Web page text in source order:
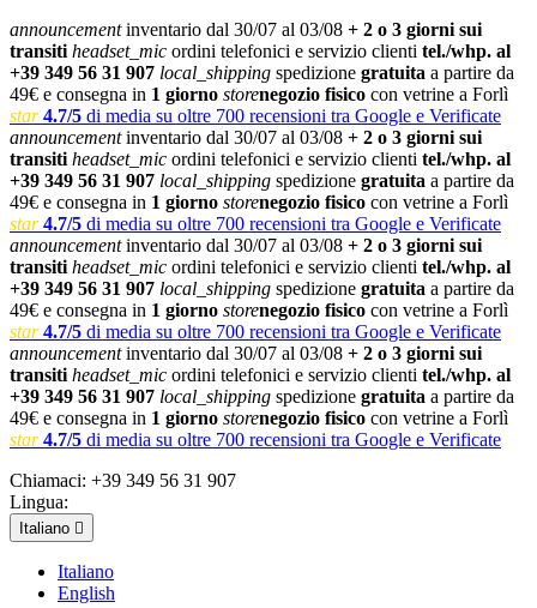
announcementinventario dal 30/07 al 03/08 + 2 o 3 giorni sui
transiti headset_mic ordini telefonici e servizio clienti tel./whp. al
+39 349 56 31 907 local_shipping spedizione gratuita a partire da
49€ e consegna in 1 giorno storenegozio fisico con vetrine a Forlì
star 4.7/5 di media su oltre 700 recensioni tra Google e Verificate
announcementinventario dal 30/07 al 03/08 + 2 o 3 giorni sui
transiti headset_mic ordini telefonici e servizio clienti tel./whp. al
+39 349 56 31 907 local_shipping spedizione gratuita a partire da
49€ e consegna in 1 giorno storenegozio fisico con vetrine a Forlì
star 4.7/5 di media su oltre 700 recensioni tra Google e Verificate
announcementinventario dal 30/07 al 03/08 + 2 o 3 giorni sui
transiti headset_mic ordini telefonici e servizio clienti tel./whp. al
+39 349 56 31 907 local_shipping spedizione gratuita a partire da
49€ e consegna in 1 giorno storenegozio fisico con vetrine a Forlì
star 4.7/5 di media su oltre 700 recensioni tra Google e Verificate
announcementinventario dal 30/07 al 03/08 + 2 o 3 giorni sui
transiti headset_mic ordini telefonici e servizio clienti tel./whp. al
+39 349 56 31 907 local_shipping spedizione gratuita a partire da
49€ e consegna in 1 giorno storenegozio fisico con vetrine a Forlì
star 4.7/5 di media su oltre 700 recensioni tra Google e Verificate
Chiamaci: +39 349 56 31 907
Lingua:
Italiano 
Italiano
English